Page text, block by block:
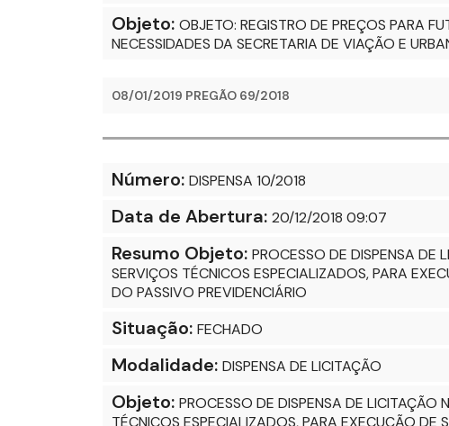
Objeto: OBJETO: REGISTRO DE PREÇOS PARA
NECESSIDADES DA SECRETARIA DE VIAÇÃO E
08/01/2019 PREGÃO 69/2018
Número: DISPENSA 10/2018
Data de Abertura: 20/12/2018 09:07
Resumo Objeto: PROCESSO DE DISPENSA DE
SERVIÇOS TÉCNICOS ESPECIALIZADOS, PARA
DO PASSIVO PREVIDENCIÁRIO
Situação: FECHADO
Modalidade: DISPENSA DE LICITAÇÃO
Objeto: PROCESSO DE DISPENSA DE LICITAÇÃO